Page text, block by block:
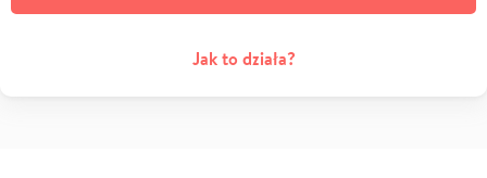
Jak to działa?